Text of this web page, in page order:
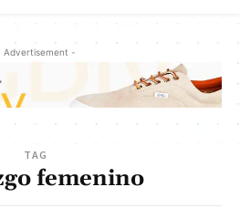
Advertisement -
TAG
femenino